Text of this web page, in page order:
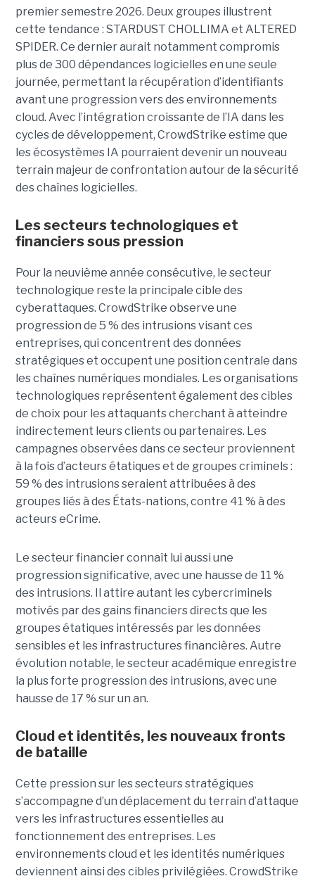
premier semestre 2026. Deux groupes illustrent
cette tendance : STARDUST CHOLLIMA et ALTERED
SPIDER. Ce dernier aurait notamment compromis
plus de 300 dépendances logicielles en une seule
journée, permettant la récupération d’identifiants
avant une progression vers des environnements
cloud. Avec l’intégration croissante de l’IA dans les
cycles de développement, CrowdStrike estime que
les écosystèmes IA pourraient devenir un nouveau
terrain majeur de confrontation autour de la sécurité
des chaînes logicielles.
Les secteurs technologiques et
financiers sous pression
Pour la neuvième année consécutive, le secteur
technologique reste la principale cible des
cyberattaques. CrowdStrike observe une
progression de 5 % des intrusions visant ces
entreprises, qui concentrent des données
stratégiques et occupent une position centrale dans
les chaînes numériques mondiales. Les organisations
technologiques représentent également des cibles
de choix pour les attaquants cherchant à atteindre
indirectement leurs clients ou partenaires. Les
campagnes observées dans ce secteur proviennent
à la fois d’acteurs étatiques et de groupes criminels :
59 % des intrusions seraient attribuées à des
groupes liés à des États-nations, contre 41 % à des
acteurs eCrime.
Le secteur financier connaît lui aussi une
progression significative, avec une hausse de 11 %
des intrusions. Il attire autant les cybercriminels
motivés par des gains financiers directs que les
groupes étatiques intéressés par les données
sensibles et les infrastructures financières. Autre
évolution notable, le secteur académique enregistre
la plus forte progression des intrusions, avec une
hausse de 17 % sur un an.
Cloud et identités, les nouveaux fronts
de bataille
Cette pression sur les secteurs stratégiques
s’accompagne d’un déplacement du terrain d’attaque
vers les infrastructures essentielles au
fonctionnement des entreprises. Les
environnements cloud et les identités numériques
deviennent ainsi des cibles privilégiées. CrowdStrike